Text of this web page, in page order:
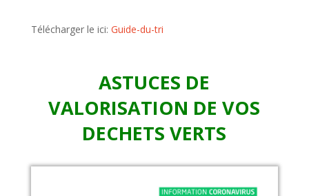
Télécharger le ici: Guide-du-tri
ASTUCES DE
VALORISATION DE VOS
DECHETS VERTS